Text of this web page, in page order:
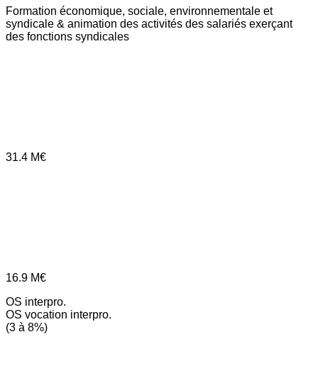
Formation économique, sociale, environnementale et
syndicale & animation des activités des salariés exerçant
des fonctions syndicales
31.4 M€
16.9 M€
OS interpro.
OS vocation interpro.
(3 à 8%)